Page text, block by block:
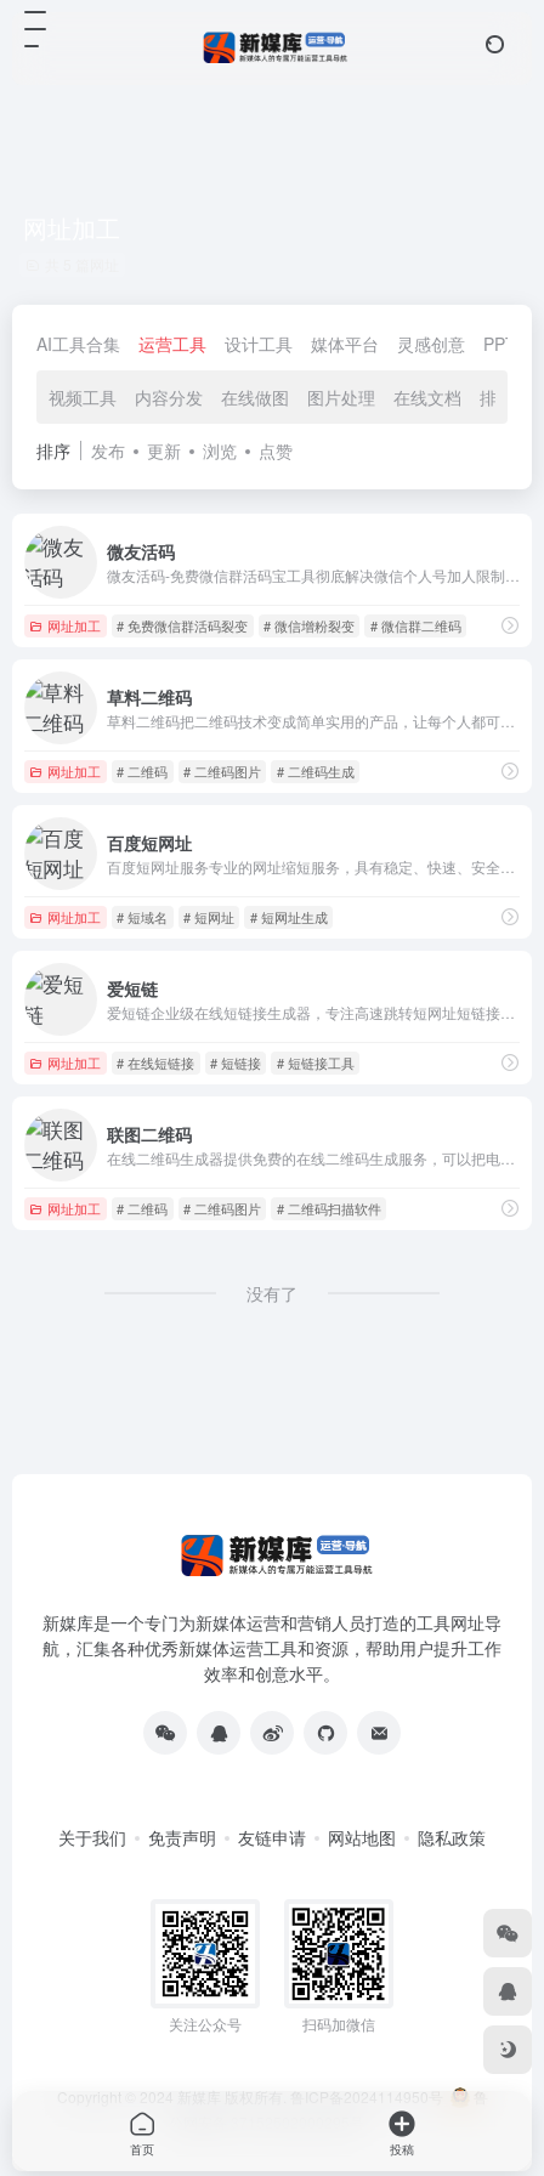
AI工具合集 运营工具 设计工具 媒体平台 灵感创意 PPT模
视频工具 内容分发 在线做图 图片处理 在线文档 排版工
排序 发布 更新 浏览 点赞
微友活码
网址加工 # 免费微信群活码裂变 # 微信增粉裂变 # 微信群二维码
草料二维码
网址加工 # 二维码 # 二维码图片 # 二维码生成
百度短网址
网址加工 # 短域名 # 短网址 # 短网址生成
爱短链
网址加工 # 在线短链接 # 短链接 # 短链接工具
联图二维码
网址加工 # 二维码 # 二维码图片 # 二维码扫描软件
没有了
新媒库是一个专门为新媒体运营和营销人员打造的工具网址导
航，汇集各种优秀新媒体运营工具和资源，帮助用户提升工作
效率和创意水平。
关于我们 免责声明 友链申请 网站地图 隐私政策
关注公众号 扫码加微信
Copyright © 2024 新媒库 版权所有. 鲁ICP备2024114950号
鲁
首页 投稿